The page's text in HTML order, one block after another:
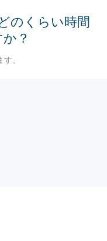
のくらい時間
？
。